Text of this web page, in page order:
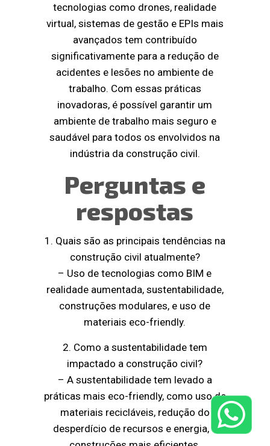
tecnologias como drones, realidade
virtual, sistemas de gestão e EPIs mais
avançados tem contribuído
significativamente para a redução de
acidentes e lesões no ambiente de
trabalho. Com essas práticas
inovadoras, é possível garantir um
ambiente de trabalho mais seguro e
saudável para todos os envolvidos na
indústria da construção civil.
Perguntas e
respostas
1. Quais são as principais tendências na
construção civil atualmente?
– Uso de tecnologias como BIM e
realidade aumentada, sustentabilidade,
construções modulares, e uso de
materiais eco-friendly.
2. Como a sustentabilidade tem
impactado a construção civil?
– A sustentabilidade tem levado a
práticas mais eco-friendly, como uso de
materiais recicláveis, redução do
desperdício de recursos e energia, e